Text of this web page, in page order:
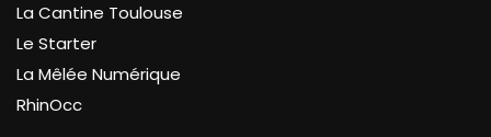
La Cantine Toulouse
Le Starter
La Mêlée Numérique
RhinOcc